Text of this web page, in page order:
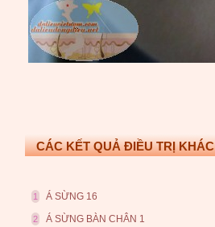
CÁC KẾT QUẢ ĐIỀU TRỊ KHÁC
1 Á SỪNG 16
2 Á SỪNG BÀN CHÂN 1